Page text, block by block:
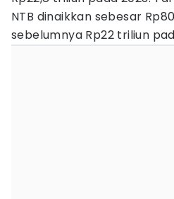
NTB dinaikkan sebesar
sebelumnya Rp22 triliun